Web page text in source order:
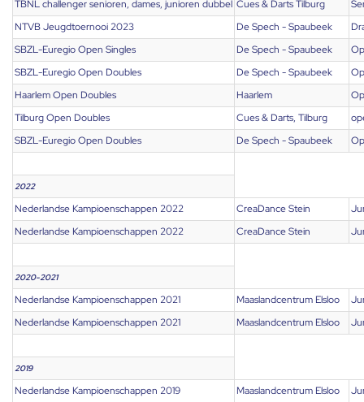
TBNL challenger senioren, dames, junioren dubbel Cues & Darts Tilburg
NTVB Jeugdtoernooi 2023
De Spech - Spaubeek
SBZL-Euregio Open Singles
De Spech - Spaubeek
SBZL-Euregio Open Doubles
De Spech - Spaubeek
Haarlem Open Doubles
Haarlem
Tilburg Open Doubles
Cues & Darts, Tilburg
SBZL-Euregio Open Doubles
De Spech - Spaubeek
2022
Nederlandse Kampioenschappen 2022 CreaDance Stein
Nederlandse Kampioenschappen 2022
CreaDance Stein
2020-2021
Nederlandse Kampioenschappen 2021 Maaslandcentrum Elsloo
Nederlandse Kampioenschappen 2021
Maaslandcentrum Elsloo
2019
Nederlandse Kampioenschappen 2019 Maaslandcentrum Elsloo